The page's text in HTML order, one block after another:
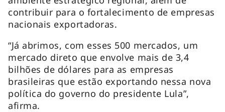
contribuir para o fortalecimento de empresas
nacionais exportadoras.
“Já abrimos, com esses 500 mercados, um
mercado direto que envolve mais de 3,4
bilhões de dólares para as empresas
brasileiras que estão exportando nessa nova
política do governo do presidente Lula”,
afirma.